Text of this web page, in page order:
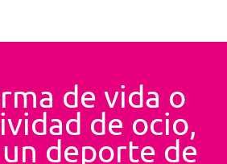
de vida o
de ocio,
deporte de